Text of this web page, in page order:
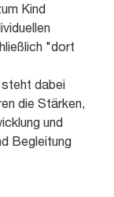
Kind
"dort
dabei
die Stärken,
und
Begleitung